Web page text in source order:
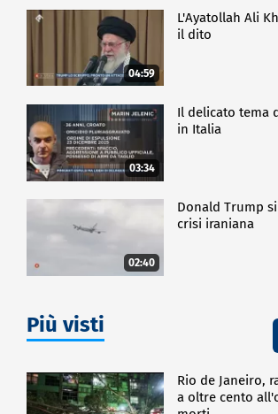
04:59
L'Ayatollah Ali
il dito
03:34
Il delicato tema
in Italia
02:40
Donald Trump
crisi iraniana
Più visti
Rio de Janeiro,
a oltre cento